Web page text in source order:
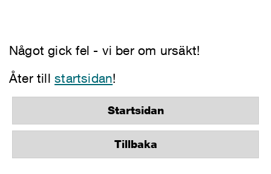
Något gick fel - vi ber om ursäkt!
Åter tillstartsidan!
Startsidan
Tillbaka